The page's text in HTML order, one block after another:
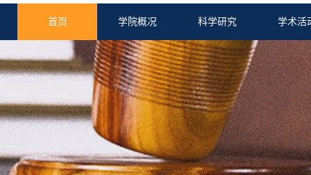
首页 学院概况 科学研究 学术活